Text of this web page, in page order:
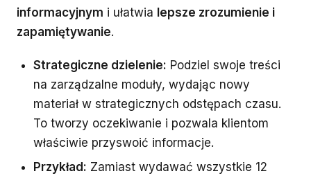
informacyjnym i ułatwia lepsze zrozumienie i
zapamiętywanie.
Strategiczne dzielenie: Podziel swoje treści
na zarządzalne moduły, wydając nowy
materiał w strategicznych odstępach czasu.
To tworzy oczekiwanie i pozwala klientom
właściwie przyswoić informacje.
Przykład: Zamiast wydawać wszystkie 12